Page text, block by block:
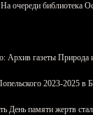
очереди библиотека
Архив газеты
2023-2025 в
День памяти жертв